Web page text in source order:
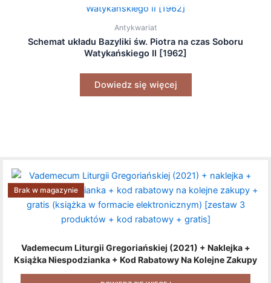
Antykwariat
Schemat układu Bazyliki św. Piotra na czas Soboru
Watykańskiego II [1962]
Dowiedz się więcej
Vademecum Liturgii Gregoriańskiej (2021) + Naklejka +
Książka Niespodzianka + Kod Rabatowy Na Kolejne Zakupy
+ Gratis (książka W Formacie Elektronicznym) [zestaw 3
Brak w magazynie